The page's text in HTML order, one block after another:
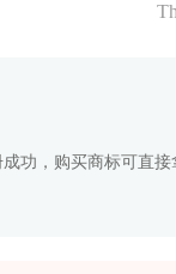
功，购买商标可直接